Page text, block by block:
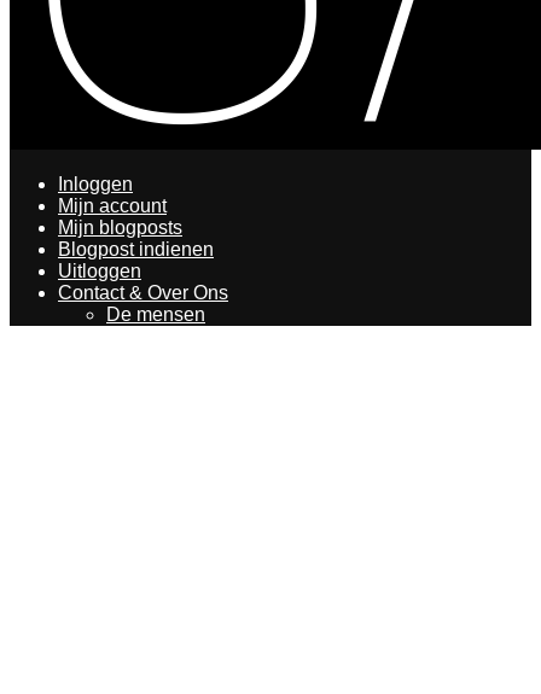
Inloggen
Mijn account
Mijn blogposts
Blogpost indienen
Uitloggen
Contact & Over Ons
De mensen